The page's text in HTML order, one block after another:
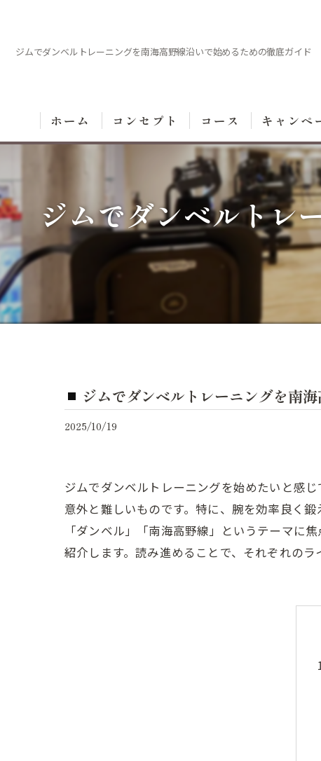
ジムでダンベルトレーニングを南海高野線沿いで始めるための徹底ガイド
ホーム コンセプト コース キャンペ
ジムでダンベルトレ
ジムでダンベルトレーニングを南
2025/10/19
ジムでダンベルトレーニングを始めたいと感
意外と難しいものです。特に、腕を効率良く
「ダンベル」「南海高野線」というテーマに
紹介します。読み進めることで、それぞれの